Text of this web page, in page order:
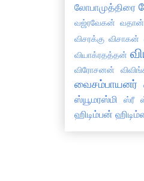
லோபாமுத்திரை
வஜ்ரவேகன்
விசரக்கு விசாகன்
வியாக்ரதத்தன்
விரோசனன்
வைசம்பாயனர்
ஸ்யூமரஸ்மி ஸ்ரீ
ஹிடிம்பன்